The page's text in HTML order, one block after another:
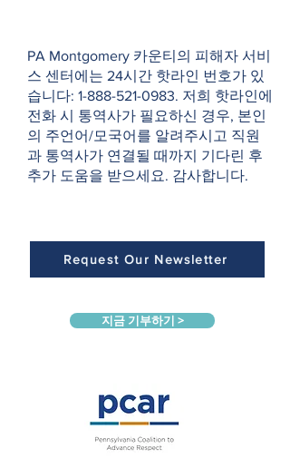
PA Montgomery 카운티의 피해자 서비
스 센터에는 24시간 핫라인 번호가 있
습니다: 1-888-521-0983. 저희 핫라인에
전화 시 통역사가 필요하신 경우, 본인
의 주언어/모국어를 알려주시고 직원
과 통역사가 연결될 때까지 기다린 후
추가 도움을 받으세요. 감사합니다.
Request Our Newsletter
지금 기부하기 >